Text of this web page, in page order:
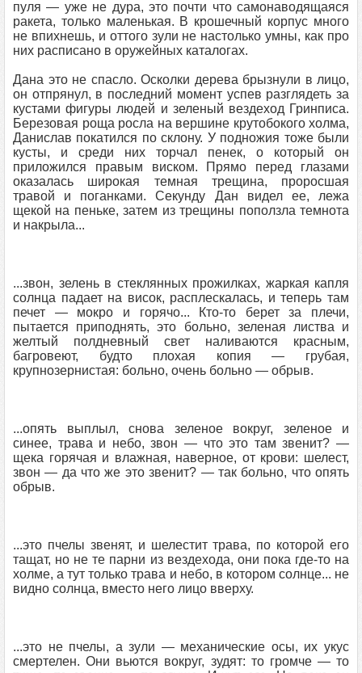
пуля — уже не дура, это почти что самонаводящаяся
ракета, только маленькая. В крошечный корпус много
не впихнешь, и оттого зули не настолько умны, как про
них расписано в оружейных каталогах.
Дана это не спасло. Осколки дерева брызнули в лицо,
он отпрянул, в последний момент успев разглядеть за
кустами фигуры людей и зеленый вездеход Гринписа.
Березовая роща росла на вершине крутобокого холма,
Данислав покатился по склону. У подножия тоже были
кусты, и среди них торчал пенек, о который он
приложился правым виском. Прямо перед глазами
оказалась широкая темная трещина, проросшая
травой и поганками. Секунду Дан видел ее, лежа
щекой на пеньке, затем из трещины поползла темнота
и накрыла...
...звон, зелень в стеклянных прожилках, жаркая капля
солнца падает на висок, расплескалась, и теперь там
печет — мокро и горячо... Кто-то берет за плечи,
пытается приподнять, это больно, зеленая листва и
желтый полдневный свет наливаются красным,
багровеют, будто плохая копия — грубая,
крупнозернистая: больно, очень больно — обрыв.
...опять выплыл, снова зеленое вокруг, зеленое и
синее, трава и небо, звон — что это там звенит? —
щека горячая и влажная, наверное, от крови: шелест,
звон — да что же это звенит? — так больно, что опять
обрыв.
...это пчелы звенят, и шелестит трава, по которой его
тащат, но не те парни из вездехода, они пока где-то на
холме, а тут только трава и небо, в котором солнце... не
видно солнца, вместо него лицо вверху.
...это не пчелы, а зули — механические осы, их укус
смертелен. Они вьются вокруг, зудят: то громче — то